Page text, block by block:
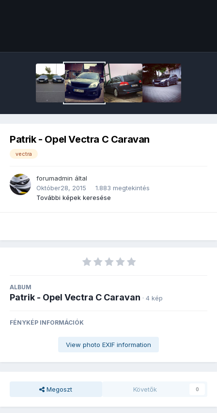
Patrik - Opel Vectra C Caravan
vectra
forumadmin által
Október28, 2015
1.883 megtekintés
További képek keresése
ALBUM
Patrik - Opel Vectra C Caravan · 4 kép
FÉNYKÉP INFORMÁCIÓK
View photo EXIF information
Megoszt Követők 0